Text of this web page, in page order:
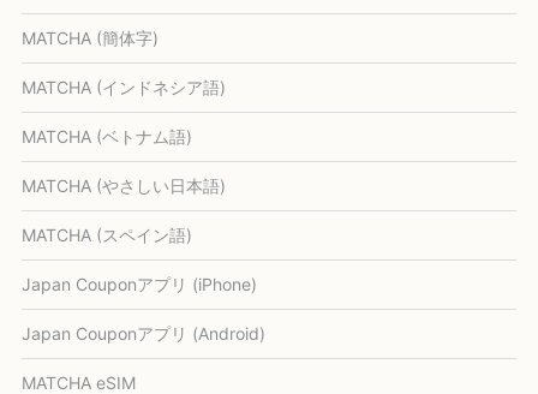
MATCHA (簡体字)
MATCHA (インドネシア語)
MATCHA (ベトナム語)
MATCHA (やさしい日本語)
MATCHA (スペイン語)
Japan Couponアプリ (iPhone)
Japan Couponアプリ (Android)
MATCHA eSIM